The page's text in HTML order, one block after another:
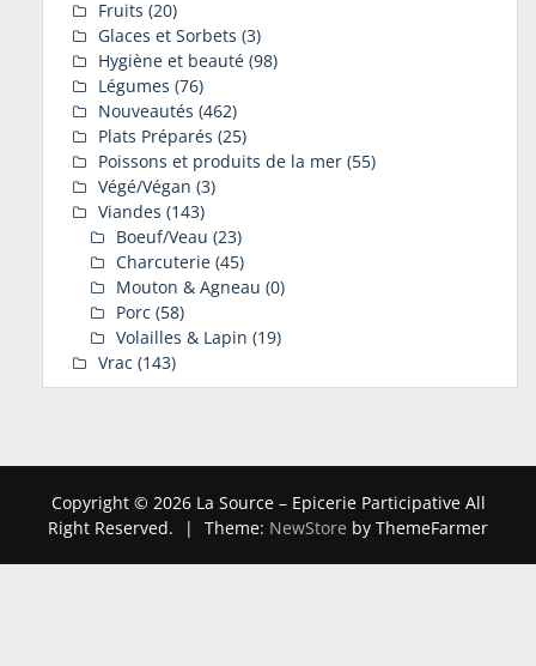
Fruits (20)
Glaces et Sorbets (3)
Hygiène et beauté (98)
Légumes (76)
Nouveautés (462)
Plats Préparés (25)
Poissons et produits de la mer (55)
Végé/Végan (3)
Viandes (143)
Boeuf/Veau (23)
Charcuterie (45)
Mouton & Agneau (0)
Porc (58)
Volailles & Lapin (19)
Vrac (143)
Copyright © 2026 La Source – Epicerie Participative All
Right Reserved.
| Theme: NewStore by ThemeFarmer